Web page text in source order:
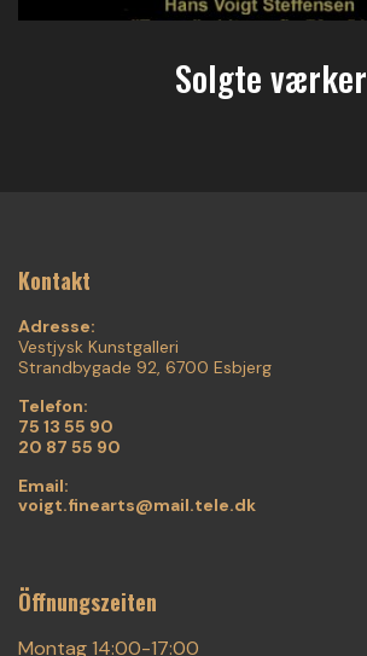
Solgte værker
Kontakt
Adresse:
Vestjysk Kunstgalleri
Strandbygade 92, 6700 Esbjerg
Telefon:
75 13 55 90
20 87 55 90
Email:
voigt.finearts@mail.tele.dk
Öffnungszeiten
Montag 14:00-17:00